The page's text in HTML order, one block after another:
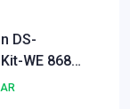
DS-
WE 868
Alarm